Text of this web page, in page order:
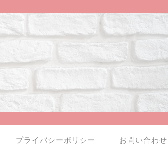
プライバシーポリシー お問い合わせ